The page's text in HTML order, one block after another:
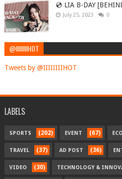
💿 LIA B-DAY
July 25, 2023 0
@IIIIIIIIHOT
Tweets by @IIIIIIIIHOT
LABELS
SPORTS (202) EVENT (67)
TRAVEL (37) AD POST (36)
VIDEO (30) TECHNOLOGY &